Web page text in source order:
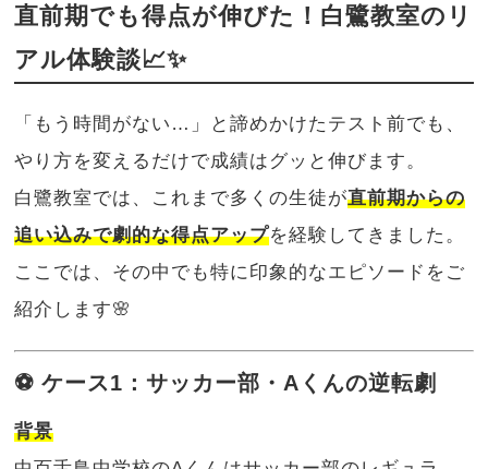
直前期でも得点が伸びた！白鷺教室のリ
アル体験談📈✨
「もう時間がない…」と諦めかけたテスト前でも、
やり方を変えるだけで成績はグッと伸びます。
白鷺教室では、これまで多くの生徒が直前期からの
追い込みで劇的な得点アップを経験してきました。
ここでは、その中でも特に印象的なエピソードをご
紹介します🌸
⚽ ケース1：サッカー部・Aくんの逆転劇
背景